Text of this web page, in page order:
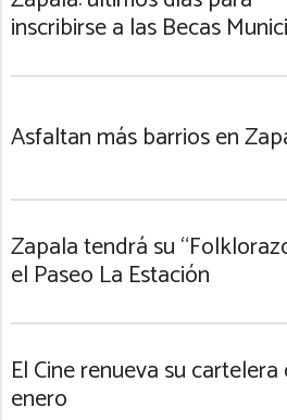
inscribirse a las Becas
Asfaltan más barrios en
Zapala tendrá su
el Paseo La Estación
El Cine renueva su cartelera
enero